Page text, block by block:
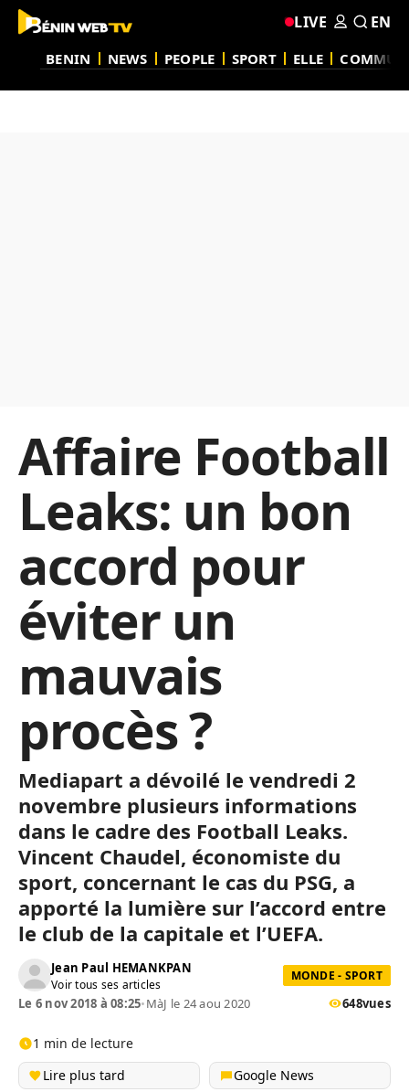
BENIN NEWS PEOPLE SPORT ELLE
LIVE EN
Affaire Football
Leaks: un bon
accord pour
éviter un
mauvais
procès ?
Mediapart a dévoilé le vendredi 2
novembre plusieurs informations
dans le cadre des Football Leaks.
Vincent Chaudel, économiste du
sport, concernant le cas du PSG, a
apporté la lumière sur l’accord entre
le club de la capitale et l’UEFA.
Jean Paul HEMANKPAN
Voir tous ses articles
MONDE - SPORT
Le 6 nov 2018 à 08:25•MàJ le 24 aou 2020 648vues
1 min de lecture
Lire plus tard
Google News